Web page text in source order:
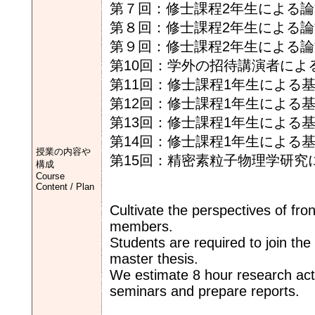
授業の内容や
構成
Course
Content / Plan
第７回：修士課程2年生による
第８回：修士課程2年生による
第９回：修士課程2年生による
第10回：学外の招待講演者によ
第11回：修士課程1年生による
第12回：修士課程1年生による
第13回：修士課程1年生による
第14回：修士課程1年生による
第15回：精密素粒子物理学研
Cultivate the perspectives of
members.
Students are required to join
master thesis.
We estimate 8 hour research
seminars and prepare reports.